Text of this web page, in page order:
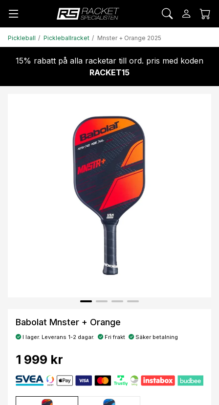
Pickleball Pickleballracket Mnster + Orange 2025
15% rabatt på alla racketar till ord. pris med koden
RACKET15
Babolat Mnster + Orange
I lager. Leverans 1-2 dagar. Fri frakt Säker betalning
1 999 kr